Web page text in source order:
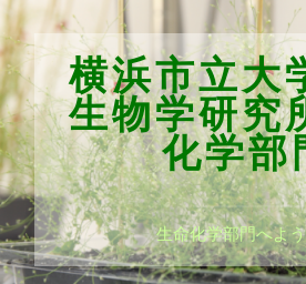
横浜市立大
生物学研究
化学部
生命化学部門へよ